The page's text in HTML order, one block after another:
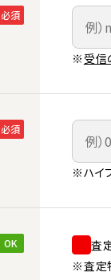
必須
※ 受信
必須
※ハイ
OK
査
※査定